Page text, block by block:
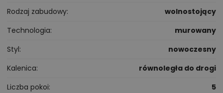
Rodzaj zabudowy
wolnostojący
Technologia
murowany
Styl
nowoczesny
Kalenica
równoległa do drogi
Liczba pokoi
5